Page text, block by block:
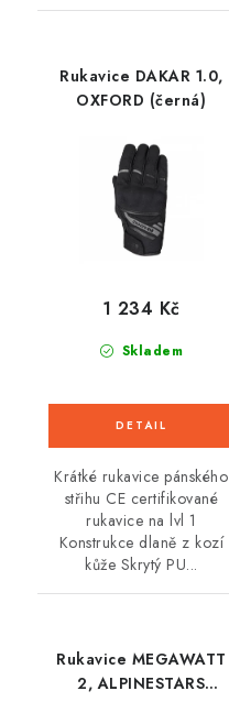
Rukavice DAKAR 1.0,
OXFORD (černá)
Skladem
1 234 Kč
Krátké rukavice pánského
střihu CE certifikované
rukavice na lvl 1
Konstrukce dlaně z kozí
kůže Skrytý PU...
Rukavice MEGAWATT
2, ALPINESTARS